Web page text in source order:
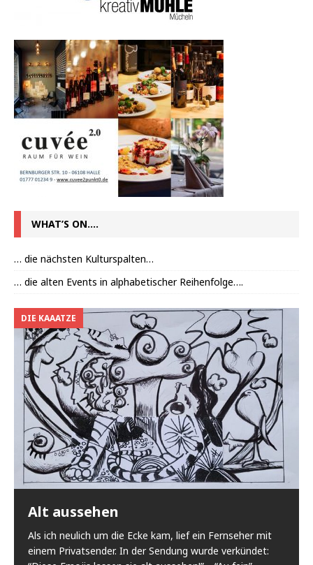
WHAT’S ON….
… die nächsten Kulturspalten…
… die alten Events in alphabetischer Reihenfolge….
DIE KAAATZE
Alt aussehen
Als ich neulich um die Ecke kam, lief ein Fernseher mit
einem Privatsender. In der Sendung wurde verkündet: